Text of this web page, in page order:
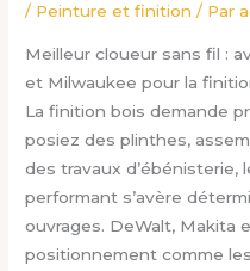
/ Peinture et finition / Par
Meilleur cloueur sans fil :
et Milwaukee pour la
La finition bois demande
posiez des plinthes,
des travaux d’ébénisterie,
performant s’avère
ouvrages. DeWalt, Makita
positionnement comme